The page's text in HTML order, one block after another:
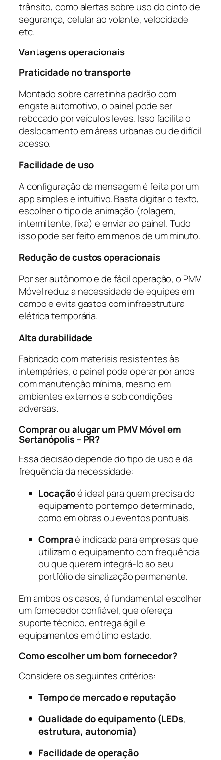
trânsito, como alertas sobre uso do cinto de
segurança, celular ao volante, velocidade
etc.
Vantagens operacionais
Praticidade no transporte
Montado sobre carretinha padrão com
engate automotivo, o painel pode ser
rebocado por veículos leves. Isso facilita o
deslocamento em áreas urbanas ou de difícil
acesso.
Facilidade de uso
A configuração da mensagem é feita por um
app simples e intuitivo. Basta digitar o texto,
escolher o tipo de animação (rolagem,
intermitente, fixa) e enviar ao painel. Tudo
isso pode ser feito em menos de um minuto.
Redução de custos operacionais
Por ser autônomo e de fácil operação, o PMV
Móvel reduz a necessidade de equipes em
campo e evita gastos com infraestrutura
elétrica temporária.
Alta durabilidade
Fabricado com materiais resistentes às
intempéries, o painel pode operar por anos
com manutenção mínima, mesmo em
ambientes externos e sob condições
adversas.
Comprar ou alugar um PMV Móvel em
Sertanópolis – PR?
Essa decisão depende do tipo de uso e da
frequência da necessidade:
Locaçãoé ideal para quem precisa do
equipamento por tempo determinado,
como em obras ou eventos pontuais.
Compraé indicada para empresas que
utilizam o equipamento com frequência
ou que querem integrá-lo ao seu
portfólio de sinalização permanente.
Em ambos os casos, é fundamental escolher
um fornecedor confiável, que ofereça
suporte técnico, entrega ágil e
equipamentos em ótimo estado.
Como escolher um bom fornecedor?
Considere os seguintes critérios:
Tempo de mercado e reputação
Qualidade do equipamento (LEDs,
estrutura, autonomia)
Facilidade de operação